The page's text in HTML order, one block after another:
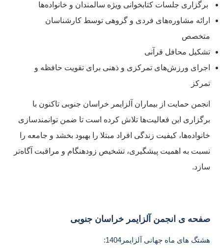
برگزاری جلسات کتابخوانی ویژه سالمندان و خانواده‌ها
ارائه مشاوره‌های فردی و گروهی توسط کارشناسان
متخصص
تشکیل محافل قرآنی
اجرای ورزش‌های تمرکزی و ذهنی برای تقویت حافظه و
تمرکز
انجمن حمایت از بیماران آلزایمر خراسان جنوبی تاکنون با
برگزاری این فعالیت‌ها تلاش کرده است تا ضمن توانمندسازی
خانواده‌ها، کیفیت زندگی افراد مبتلا را بهبود بخشد و جامعه را
نسبت به اهمیت پیشگیری، تشخیص زودهنگام و مراقبت آگاه‌تر
سازد.
صفحه ی انجمن آلزایمر خراسان جنوبی
هشتگ های ماه جهانی آلزایمر1404: